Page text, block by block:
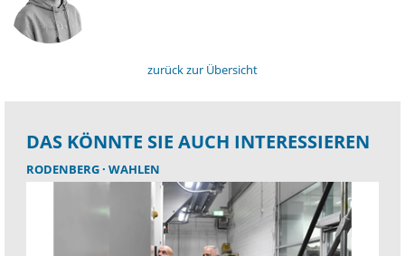
zurück zur Übersicht
DAS KÖNNTE SIE AUCH INTERESSIEREN
RODENBERG WAHLEN